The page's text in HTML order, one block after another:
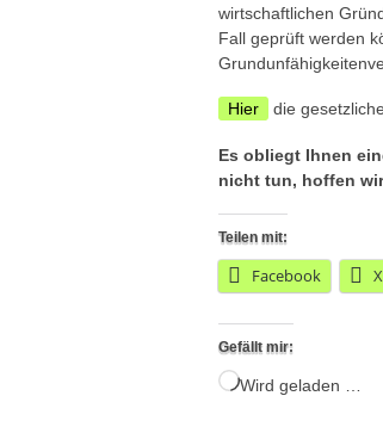
wirtschaftlichen
Fall geprüft werden
Hier die
Es obliegt Ihnen
nicht tun, hoffen
Teilen mit:
Facebook X
Gefällt mir:
Wird geladen …